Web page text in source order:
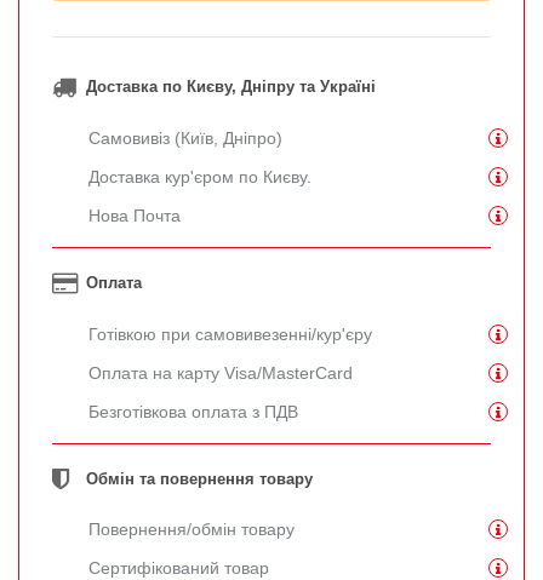
Доставка по Києву, Дніпру та Україні
Самовивіз (Київ, Дніпро)
Доставка кур'єром по Києву.
Нова Почта
Оплата
Готівкою при самовивезенні/кур'єру
Оплата на карту Visa/MasterCard
Безготівкова оплата з ПДВ
Обмін та повернення товару
Повернення/обмін товару
Сертифікований товар